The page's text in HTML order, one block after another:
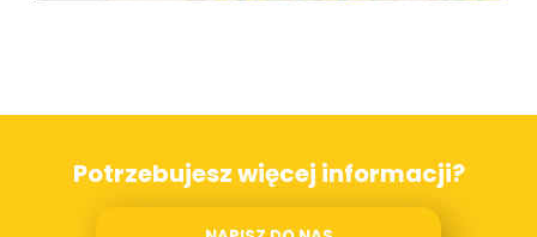
Potrzebujesz więcej informacji?